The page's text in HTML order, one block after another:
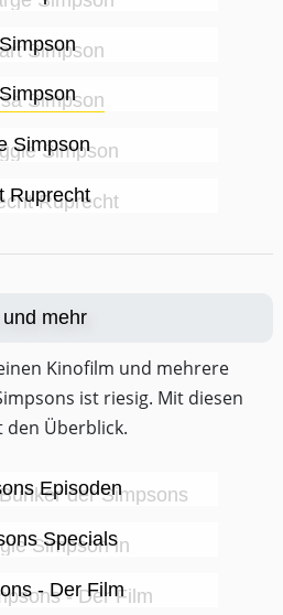
Simpson
Ruprecht
mehr
Kinofilm und mehrere
ist riesig. Mit diesen
den Überblick.
Episoden
Specials
- Der Film